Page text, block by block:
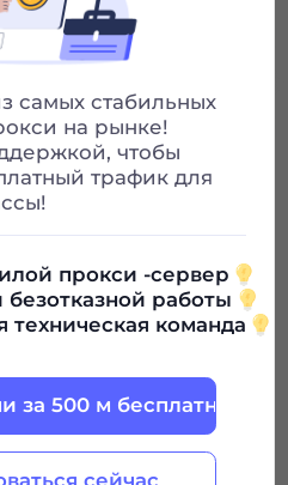
самых стабильных
на рынке!
чтобы
трафик для
прокси -сервер
работы
команда
сейчас
за 500 м бесплатно